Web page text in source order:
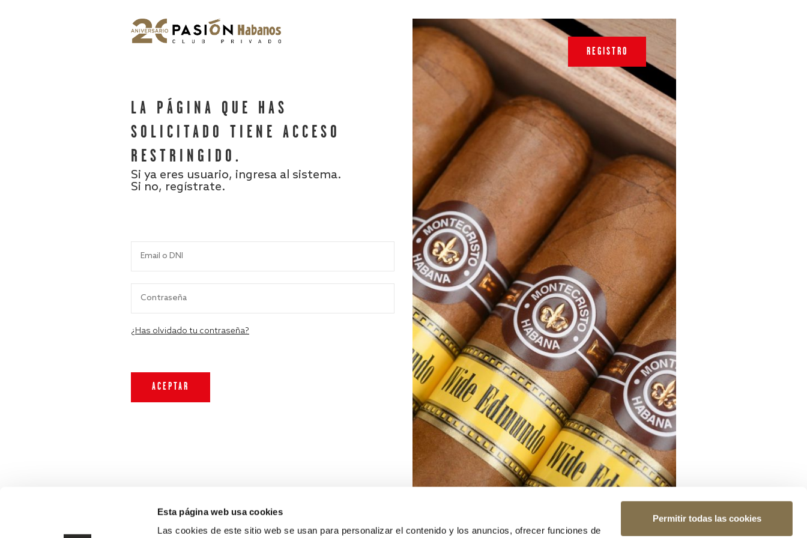
Esta página web usa cookies
Las cookies de este sitio web se usan para personalizar el contenido y los anuncios, ofrecer funciones de
Permitir todas las cookies
LA PÁGINA QUE HAS
SOLICITADO TIENE ACCESO
RESTRINGIDO.
Si ya eres usuario, ingresa al sistema.
Si no, regístrate.
¿Has olvidado tu contraseña?
REGISTRO